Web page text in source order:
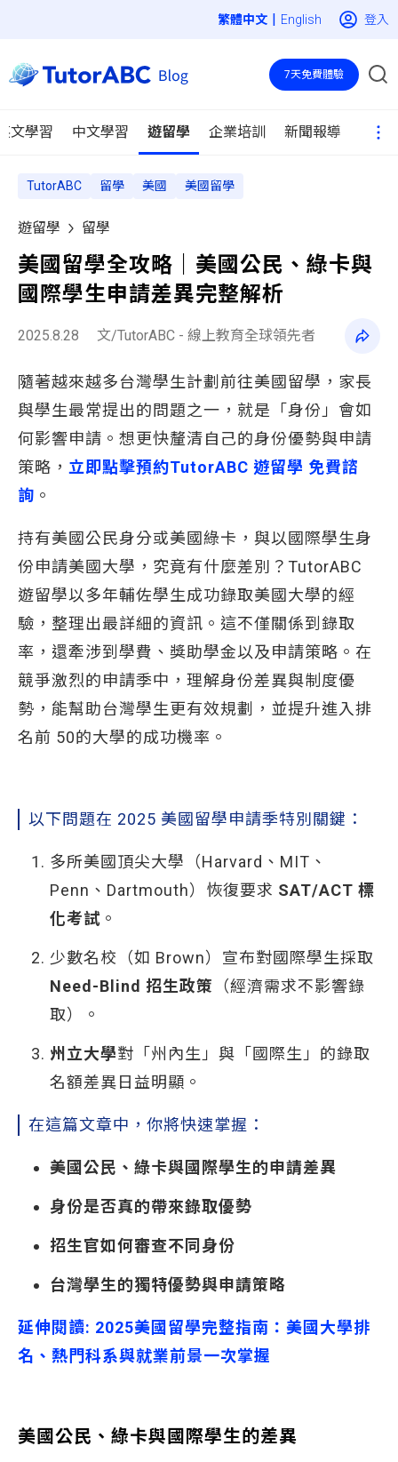
| English 登入
文學習 中文學習 遊留學 企業培訓 新聞報導
7天免費體驗
TutorABC 留學 美國 美國留學
遊留學 留學
美國留學全攻略｜美國公民、綠卡與
國際學生申請差異完整解析
2025.8.28 文/TutorABC - 線上教育全球領先者
隨著越來越多台灣學生計劃前往美國留學，家長
與學生最常提出的問題之一，就是「身份」會如
何影響申請。想更快釐清自己的身份優勢與申請
策略， 立即點擊預約TutorABC 遊留學 免費諮
詢 。
持有美國公民身分或美國綠卡，與以國際學生身
份申請美國大學，究竟有什麼差別？TutorABC
遊留學以多年輔佐學生成功錄取美國大學的經
驗，整理出最詳細的資訊。這不僅關係到錄取
率，還牽涉到學費、獎助學金以及申請策略。在
競爭激烈的申請季中，理解身份差異與制度優
勢，能幫助台灣學生更有效規劃，並提升進入排
名前 50的大學的成功機率。
以下問題在 2025 美國留學申請季特別關鍵：
多所美國頂尖大學（Harvard、MIT、
Penn、Dartmouth）恢復要求 SAT/ACT 標
化考試 。
少數名校（如 Brown）宣布對國際學生採取
Need-Blind 招生政策 （經濟需求不影響錄
取）。
州立大學對「州內生」與「國際生」的錄取
名額差異日益明顯。
在這篇文章中，你將快速掌握：
美國公民、綠卡與國際學生的申請差異
身份是否真的帶來錄取優勢
招生官如何審查不同身份
台灣學生的獨特優勢與申請策略
延伸閱讀: 2025美國留學完整指南：美國大學排
名、熱門科系與就業前景一次掌握
美國公民、綠卡與國際學生的差異